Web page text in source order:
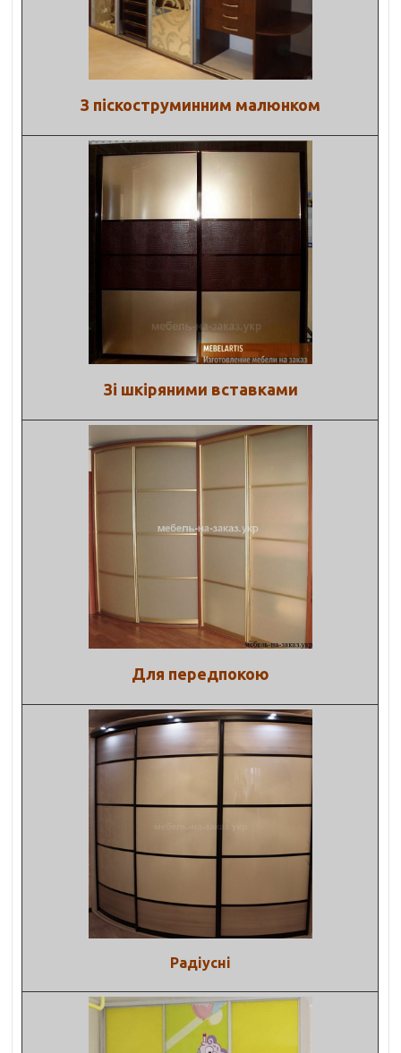
З піскоструминним малюнком
Зі шкіряними вставками
Для передпокою
Радіусні